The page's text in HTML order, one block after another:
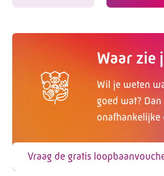
Waar zie
Wil je weten
goed wat?
onafhankelijke
Vraag de gratis